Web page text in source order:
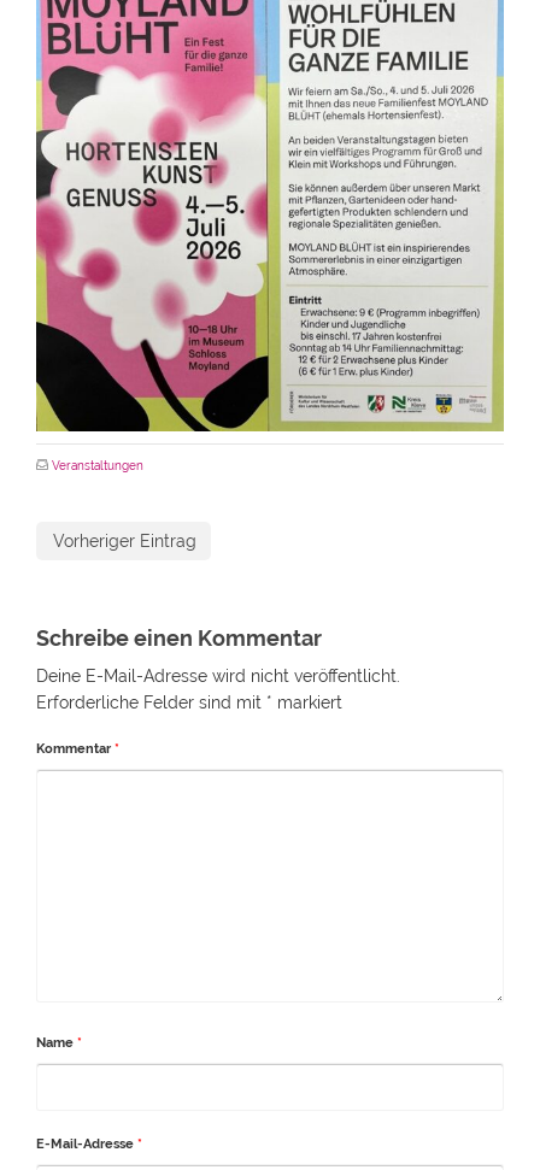
Veranstaltungen
Vorheriger Eintrag
Schreibe einen Kommentar
Deine E-Mail-Adresse wird nicht veröffentlicht.
Erforderliche Felder sind mit * markiert
Kommentar *
Name *
E-Mail-Adresse *